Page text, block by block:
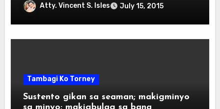
Atty. Vincent S. Isles July 15, 2015
Tambagi Ko Torney
Sustento gikan sa seaman; makigminyo